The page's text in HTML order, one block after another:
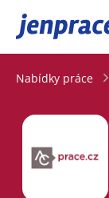
JenPráce.cz
Nabídky práce